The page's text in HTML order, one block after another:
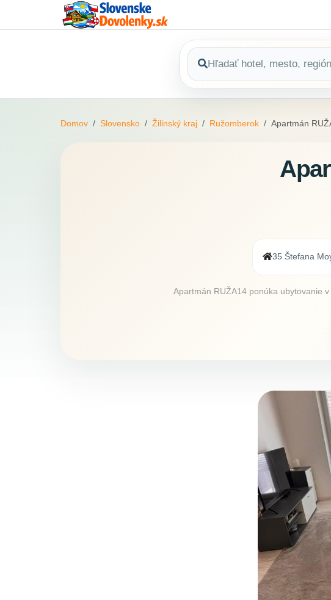
Domov Slovensko Žilinský kraj Ružomberok Apartmán
35 Štefana
Apartmán RUŽA14 ponúka ubytovanie